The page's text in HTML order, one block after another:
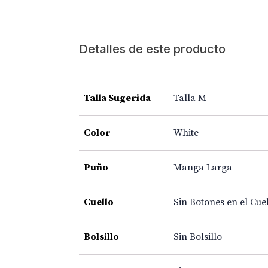
Detalles de este producto
Talla Sugerida Talla M
Color White
Puño Manga Larga
Cuello Sin Botones en el
Bolsillo Sin Bolsillo